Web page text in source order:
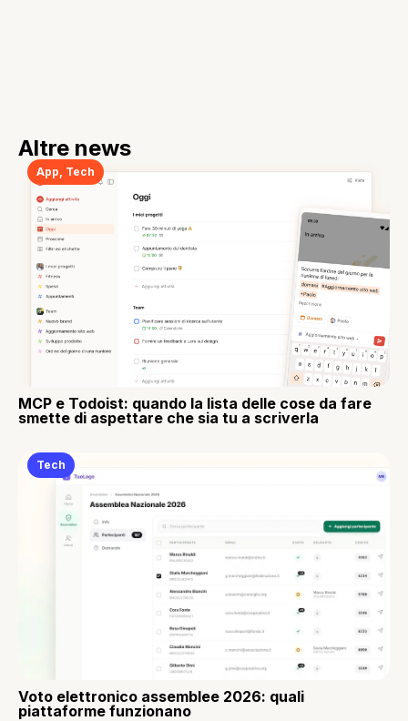
Altre news
App Tech
MCP e Todoist: quando la lista delle cose da fare
smette di aspettare che sia tu a scriverla
Tech
Voto elettronico assemblee 2026: quali
piattaforme funzionano